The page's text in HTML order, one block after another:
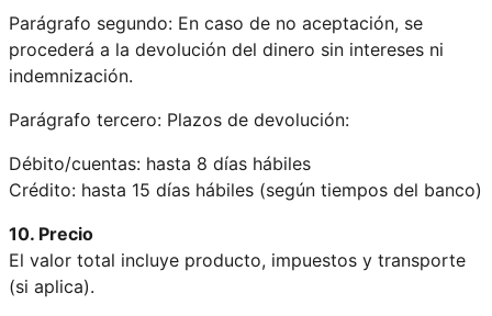
Parágrafo segundo: En caso de no aceptación, se
procederá a la devolución del dinero sin intereses ni
indemnización.
Parágrafo tercero: Plazos de devolución:
Débito/cuentas: hasta 8 días hábiles
Crédito: hasta 15 días hábiles (según tiempos del banco)
10. Precio
El valor total incluye producto, impuestos y transporte
(si aplica).